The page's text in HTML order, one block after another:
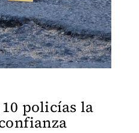
policías la